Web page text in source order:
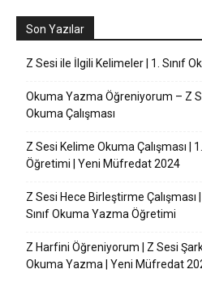
Son Yazılar
Z Sesi ile İlgili Kelimeler | 1. Sınıf
Okuma Yazma Öğreniyorum – Z
Okuma Çalışması
Z Sesi Kelime Okuma Çalışması |
Öğretimi | Yeni Müfredat 2024
Z Sesi Hece Birleştirme
Sınıf Okuma Yazma Öğretimi
Z Harfini Öğreniyorum | Z Sesi
Okuma Yazma | Yeni Müfredat